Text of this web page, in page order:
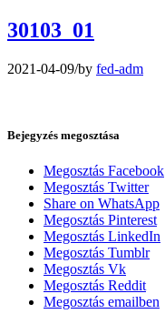
30103_01
2021-04-09/by fed-adm
Bejegyzés megosztása
Megosztás Facebook
Megosztás Twitter
Share on WhatsApp
Megosztás Pinterest
Megosztás LinkedIn
Megosztás Tumblr
Megosztás Vk
Megosztás Reddit
Megosztás emailben